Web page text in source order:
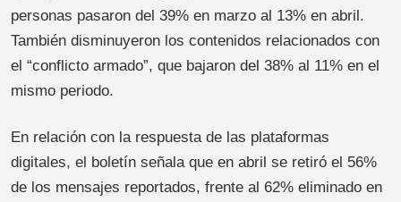
personas pasaron del 39% en marzo al 13% en abril.
También disminuyeron los contenidos relacionados con
el “conflicto armado”, que bajaron del 38% al 11% en el
mismo periodo.
En relación con la respuesta de las plataformas
digitales, el boletín señala que en abril se retiró el 56%
de los mensajes reportados, frente al 62% eliminado en